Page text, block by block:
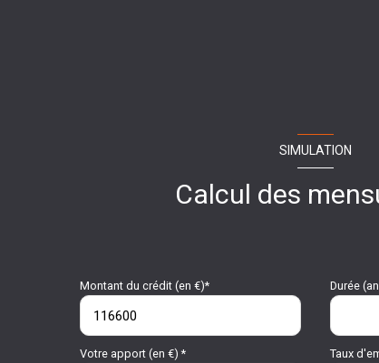
SIMULATION
Calcul des
Montant du crédit (en €)* Durée
Votre apport (en €) * Taux